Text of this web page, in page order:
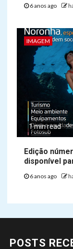
6 anos ago
IMAGEM
1 min read
Edição
disponível
6 anos ago
POSTS